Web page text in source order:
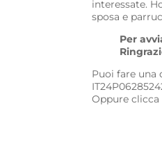
interessate.
sposa e
Per
Puoi fare una
Oppure